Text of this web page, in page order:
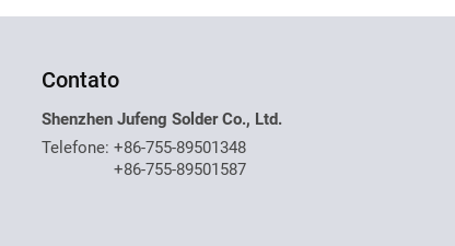
Contato
Shenzhen Jufeng Solder Co., Ltd.
Telefone:+86-755-89501348
+86-755-89501587